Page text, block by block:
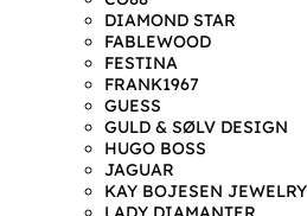
DIAMOND STAR
FABLEWOOD
FESTINA
FRANK1967
GUESS
GULD & SØLV DESIGN
HUGO BOSS
JAGUAR
KAY BOJESEN JEWELRY